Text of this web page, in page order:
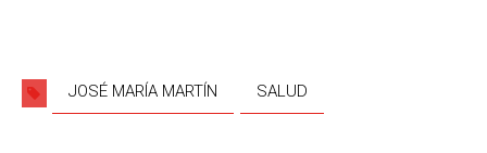
JOSÉ MARÍA MARTÍN SALUD